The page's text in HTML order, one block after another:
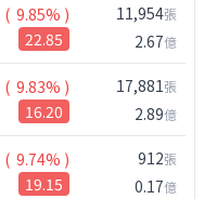
( 9.85% )
22.85
11,954張
2.67億
( 9.83% )
16.20
17,881張
2.89億
( 9.74% )
19.15
912張
0.17億